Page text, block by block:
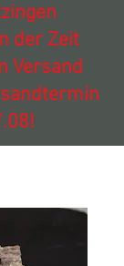
der Zeit
Versand